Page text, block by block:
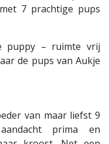
7 prachtige pups
puppy – ruimte vrij
de pups van Aukje
van maar liefst 9
prima en